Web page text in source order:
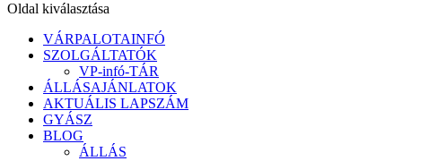
Oldal kiválasztása
VÁRPALOTAINFÓ
SZOLGÁLTATÓK
VP-infó-TÁR
ÁLLÁSAJÁNLATOK
AKTUÁLIS LAPSZÁM
GYÁSZ
BLOG
ÁLLÁS